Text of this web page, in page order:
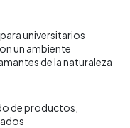
universitarios
un ambiente
de la naturaleza
de productos